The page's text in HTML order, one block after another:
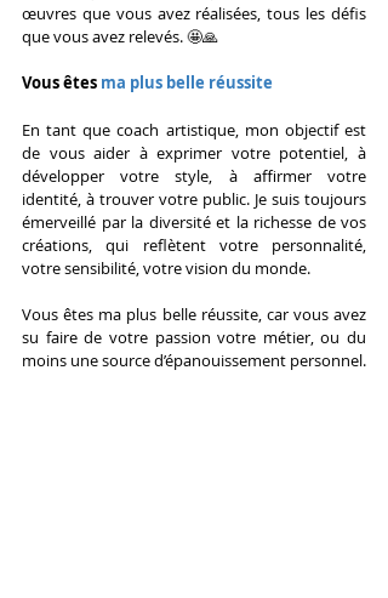
œuvres que vous avez réalisées, tous les défis
que vous avez relevés. 🤩🙏
Vous êtes ma plus belle réussite
En tant que coach artistique, mon objectif est
de vous aider à exprimer votre potentiel, à
développer votre style, à affirmer votre
identité, à trouver votre public. Je suis toujours
émerveillé par la diversité et la richesse de vos
créations, qui reflètent votre personnalité,
votre sensibilité, votre vision du monde.
Vous êtes ma plus belle réussite, car vous avez
su faire de votre passion votre métier, ou du
moins une source d’épanouissement personnel.